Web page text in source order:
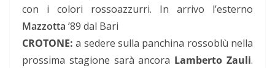
con i colori rossoazzurri. In arrivo l’esterno
Mazzotta ’89 dal Bari
CROTONE: a sedere sulla panchina rossoblù nella
prossima stagione sarà ancora Lamberto Zauli.